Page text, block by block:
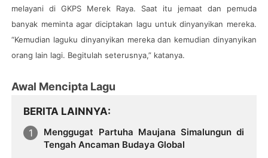
melayani di GKPS Merek Raya. Saat itu jemaat dan pemuda
banyak meminta agar diciptakan lagu untuk dinyanyikan mereka.
“Kemudian laguku dinyanyikan mereka dan kemudian dinyanyikan
orang lain lagi. Begitulah seterusnya,” katanya.
Awal Mencipta Lagu
BERITA LAINNYA
Menggugat Partuha Maujana Simalungun di
Tengah Ancaman Budaya Global